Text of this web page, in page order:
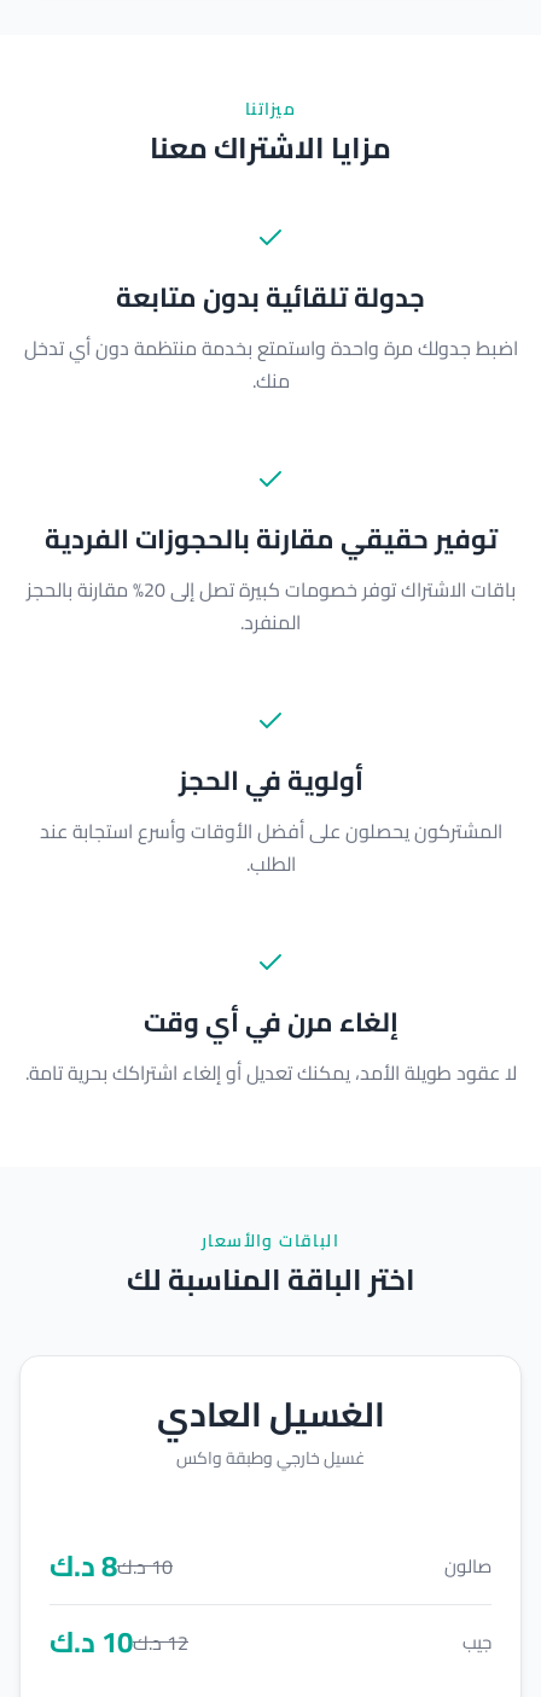
ميزاتنا
مزايا الاشتراك معنا
جدولة تلقائية بدون متابعة
اضبط جدولك مرة واحدة واستمتع بخدمة منتظمة دون أي تدخل
منك.
توفير حقيقي مقارنة بالحجوزات الفردية
باقات الاشتراك توفر خصومات كبيرة تصل إلى 20% مقارنة بالحجز
المنفرد.
أولوية في الحجز
المشتركون يحصلون على أفضل الأوقات وأسرع استجابة عند
الطلب.
إلغاء مرن في أي وقت
لا عقود طويلة الأمد، يمكنك تعديل أو إلغاء اشتراكك بحرية تامة.
الباقات والأسعار
اختر الباقة المناسبة لك
الغسيل العادي
غسيل خارجي وطبقة واكس
صالون 10د.ك8د.ك
جيب 12د.ك10د.ك